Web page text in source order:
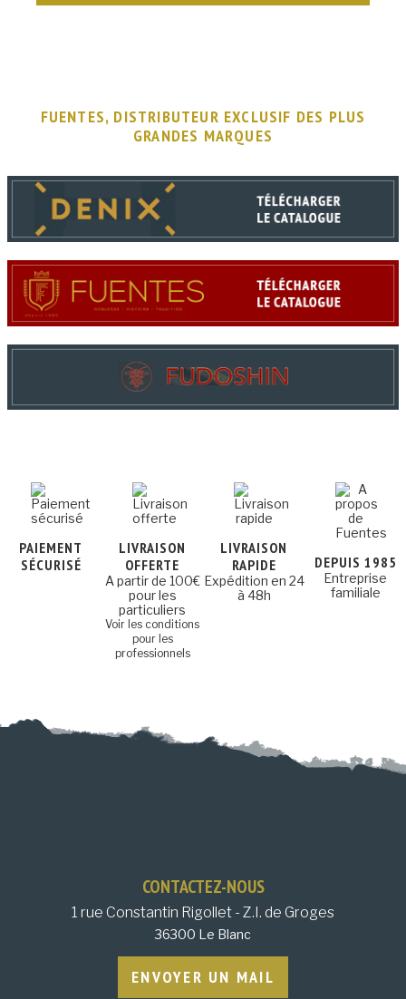
FUENTES, DISTRIBUTEUR EXCLUSIF DES PLUS
GRANDES MARQUES
PAIEMENT
SÉCURISÉ
LIVRAISON
OFFERTE
A partir de 100€
pour les
particuliers
Voir les conditions
pour les
professionnels
LIVRAISON
RAPIDE
Expédition en 24
à 48h
DEPUIS 1985
Entreprise
familiale
CONTACTEZ-NOUS
1 rue Constantin Rigollet - Z.I. de Groges
36300 Le Blanc
ENVOYER UN MAIL